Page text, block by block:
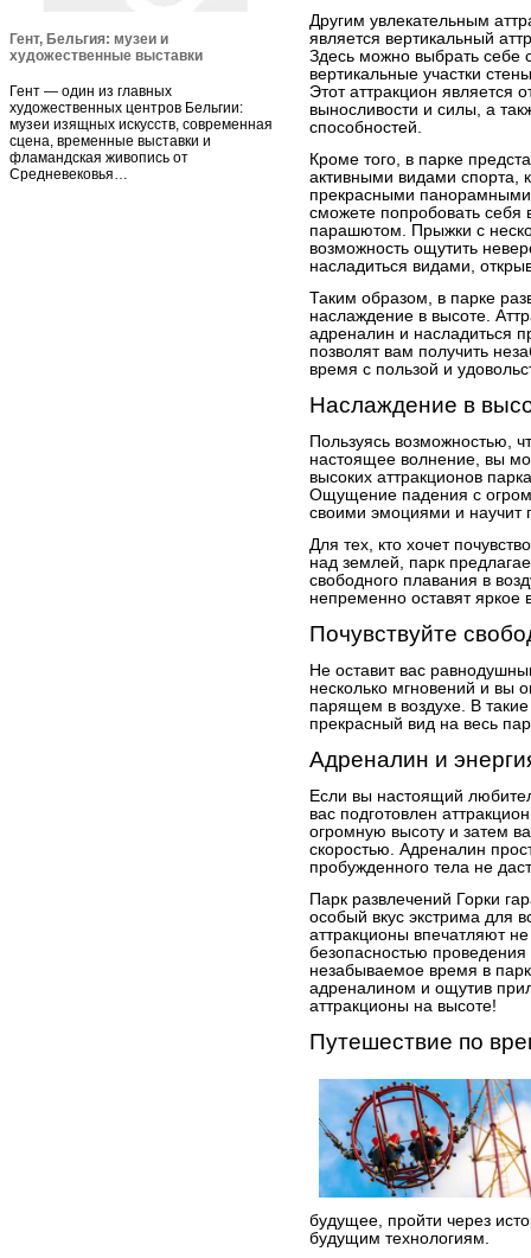
Гент, Бельгия: музеи и
художественные выставки
Гент — один из главных
художественных центров Бельгии:
музеи изящных искусств, современная
сцена, временные выставки и
фламандская живопись от
Средневековья…
Другим увлекательным
является вертикальный
Здесь можно выбрать себе
вертикальные участки
Этот аттракцион является
выносливости и силы, а
способностей.
Кроме того, в парке
активными видами спорта,
прекрасными
сможете попробовать себя
парашютом. Прыжки с
возможность ощутить
насладиться видами,
Таким образом, в парке
наслаждение в высоте.
адреналин и насладиться
позволят вам получить
время с пользой и
Наслаждение в
Пользуясь возможностью,
настоящее волнение, вы
высоких аттракционов
Ощущение падения с
своими эмоциями и научит
Для тех, кто хочет
над землей, парк
свободного плавания в
непременно оставят яркое
Почувствуйте
Не оставит вас
несколько мгновений и вы
парящем в воздухе. В
прекрасный вид на весь
Адреналин и
Если вы настоящий
вас подготовлен
огромную высоту и затем
скоростью. Адреналин
пробужденного тела не
Парк развлечений Горки
особый вкус экстрима для
аттракционы впечатляют
безопасностью
незабываемое время в
адреналином и ощутив
аттракционы на высоте!
Путешествие по
будущее, пройти через
будущим технологиям.